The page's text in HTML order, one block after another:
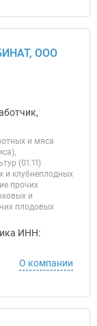
ООО
и мяса
(01.11)
и клубнеплодных
прочих
и
плодовых
ИНН:
О компании